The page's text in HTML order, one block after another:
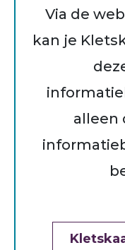
Via de
kan je
alleen